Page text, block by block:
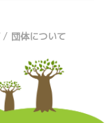
/ 団体について